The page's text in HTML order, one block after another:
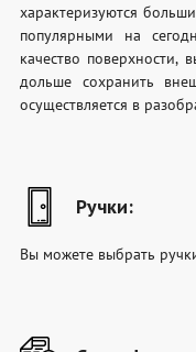
характеризуются
популярными на
качество поверхности,
дольше сохранить
осуществляется в
Ручки:
Вы можете выбрать